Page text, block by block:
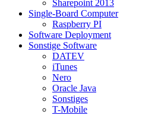
Sharepoint 2013
Single-Board Computer
Raspberry PI
Software Deployment
Sonstige Software
DATEV
iTunes
Nero
Oracle Java
Sonstiges
T-Mobile